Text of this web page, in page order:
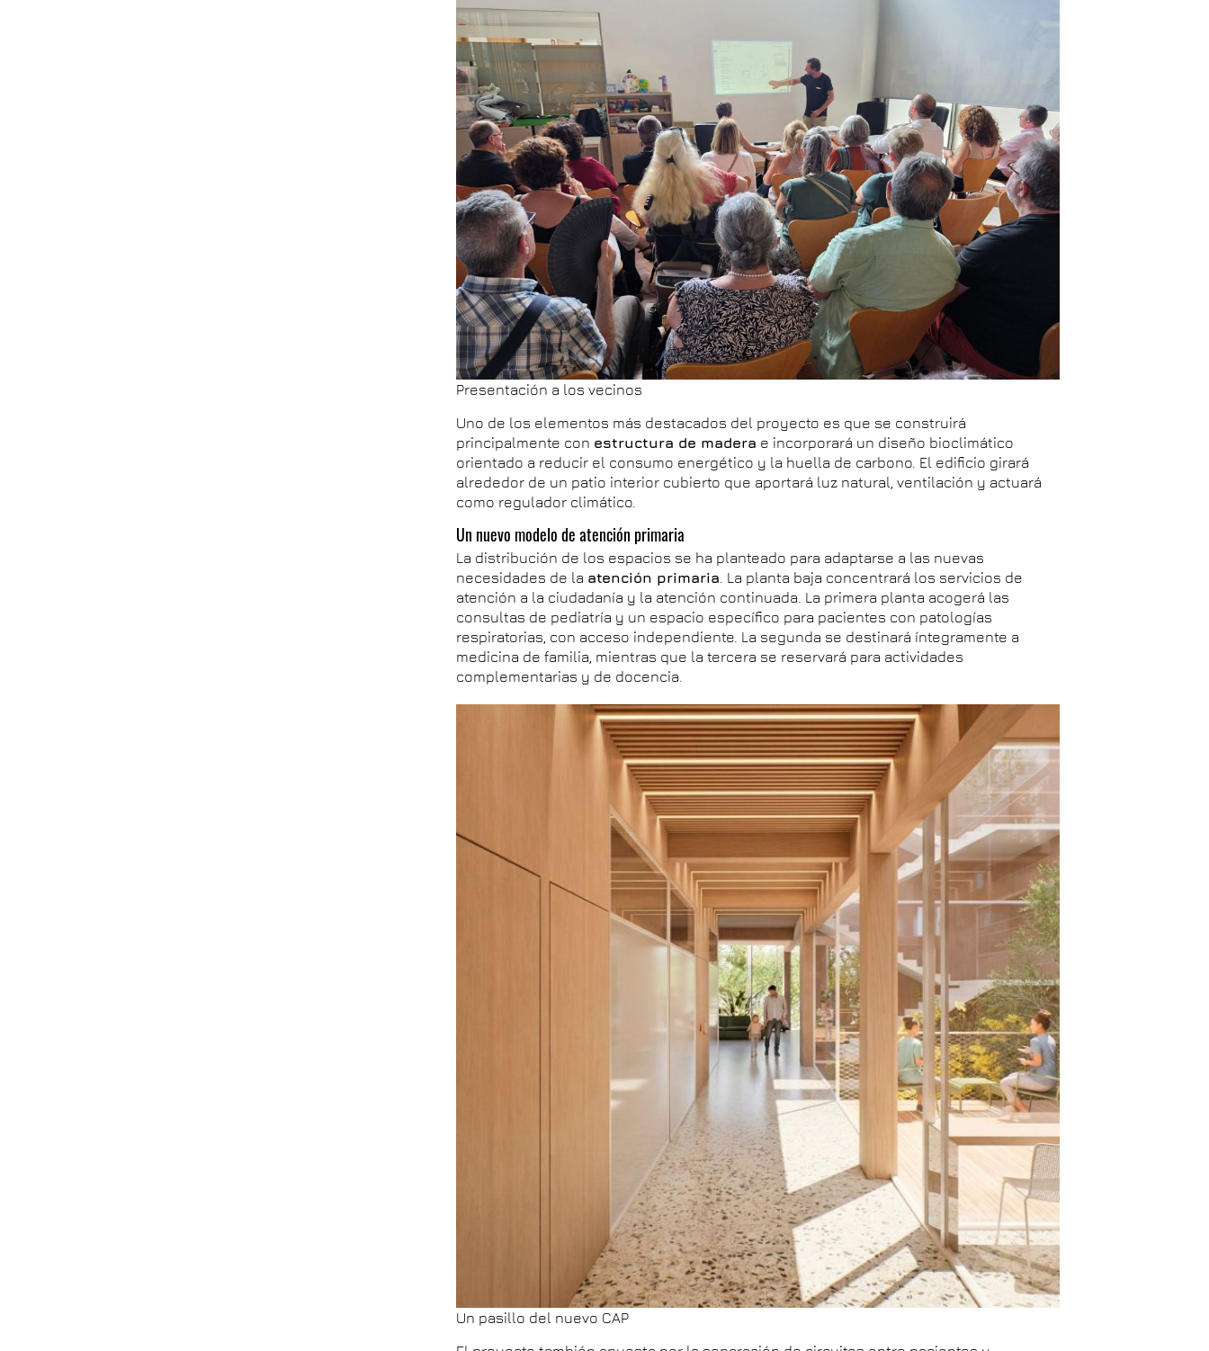
Presentación a los vecinos
Uno de los elementos más destacados del proyecto es que se construirá
principalmente con estructura de madera e incorporará un diseño bioclimático
orientado a reducir el consumo energético y la huella de carbono. El edificio girará
alrededor de un patio interior cubierto que aportará luz natural, ventilación y actuará
como regulador climático.
Un nuevo modelo de atención primaria
La distribución de los espacios se ha planteado para adaptarse a las nuevas
necesidades de la atención primaria . La planta baja concentrará los servicios de
atención a la ciudadanía y la atención continuada. La primera planta acogerá las
consultas de pediatría y un espacio específico para pacientes con patologías
respiratorias, con acceso independiente. La segunda se destinará íntegramente a
medicina de familia, mientras que la tercera se reservará para actividades
complementarias y de docencia.
Un pasillo del nuevo CAP